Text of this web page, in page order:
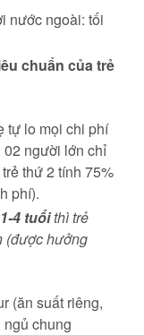
nước ngoài: tối
chuẩn của trẻ
tự lo mọi chi phí
02 người lớn chỉ
thứ 2 tính 75%
phí).
4 tuổithì trẻ
(được hưởng
(ăn suất riêng,
chung